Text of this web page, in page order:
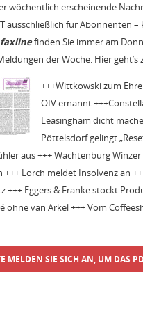
wöchentlich erscheinende
ausschließlich für Abonnenten
faxlinefinden Sie immer am
der Woche. Hier geht’s
+++Wittkowski zum
OIV ernannt
Leasingham dicht
Pöttelsdorf gelingt
aus +++ Wachtenburg
+++ Lorch meldet Insolvenz an
+++ Eggers & Franke stockt
ohne van Arkel +++ Vom
MELDEN SIE SICH AN, UM DAS